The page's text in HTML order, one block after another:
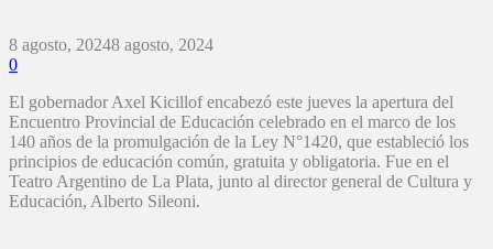
8 agosto, 20248 agosto, 2024
0
El gobernador Axel Kicillof encabezó este jueves la apertura del
Encuentro Provincial de Educación celebrado en el marco de los
140 años de la promulgación de la Ley N°1420, que estableció los
principios de educación común, gratuita y obligatoria. Fue en el
Teatro Argentino de La Plata, junto al director general de Cultura y
Educación, Alberto Sileoni.